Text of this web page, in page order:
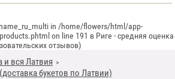
и вся Латвия
букетов по Латвии)
in /home/flowers/html/app-
on line 191 в Риге -средняя оценка
отзывов)